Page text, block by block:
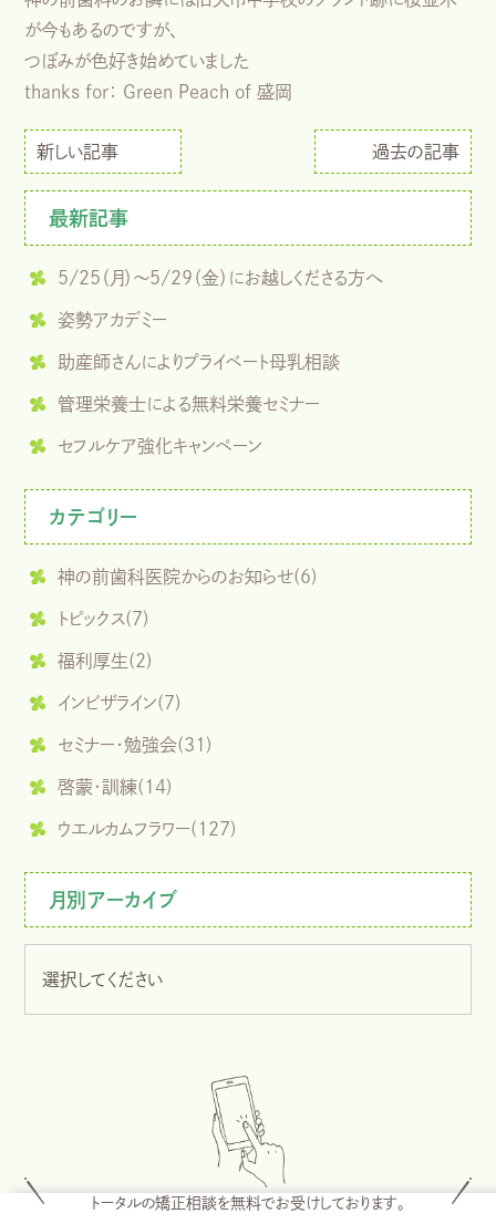
が今もあるのですが、
つぼみが色好き始めていました
thanks for： Green Peach of 盛岡
新しい記事 過去の記事
最新記事
5/25（月）～5/29（金）にお越しくださる方へ
姿勢アカデミー
助産師さんによりプライベート母乳相談
管理栄養士による無料栄養セミナー
セフルケア強化キャンペーン
カテゴリー
神の前歯科医院からのお知らせ(6)
トピックス(7)
福利厚生(2)
インビザライン(7)
セミナー・勉強会(31)
啓蒙・訓練(14)
ウエルカムフラワー(127)
月別アーカイブ
トータルの矯正相談を無料でお受けしております。